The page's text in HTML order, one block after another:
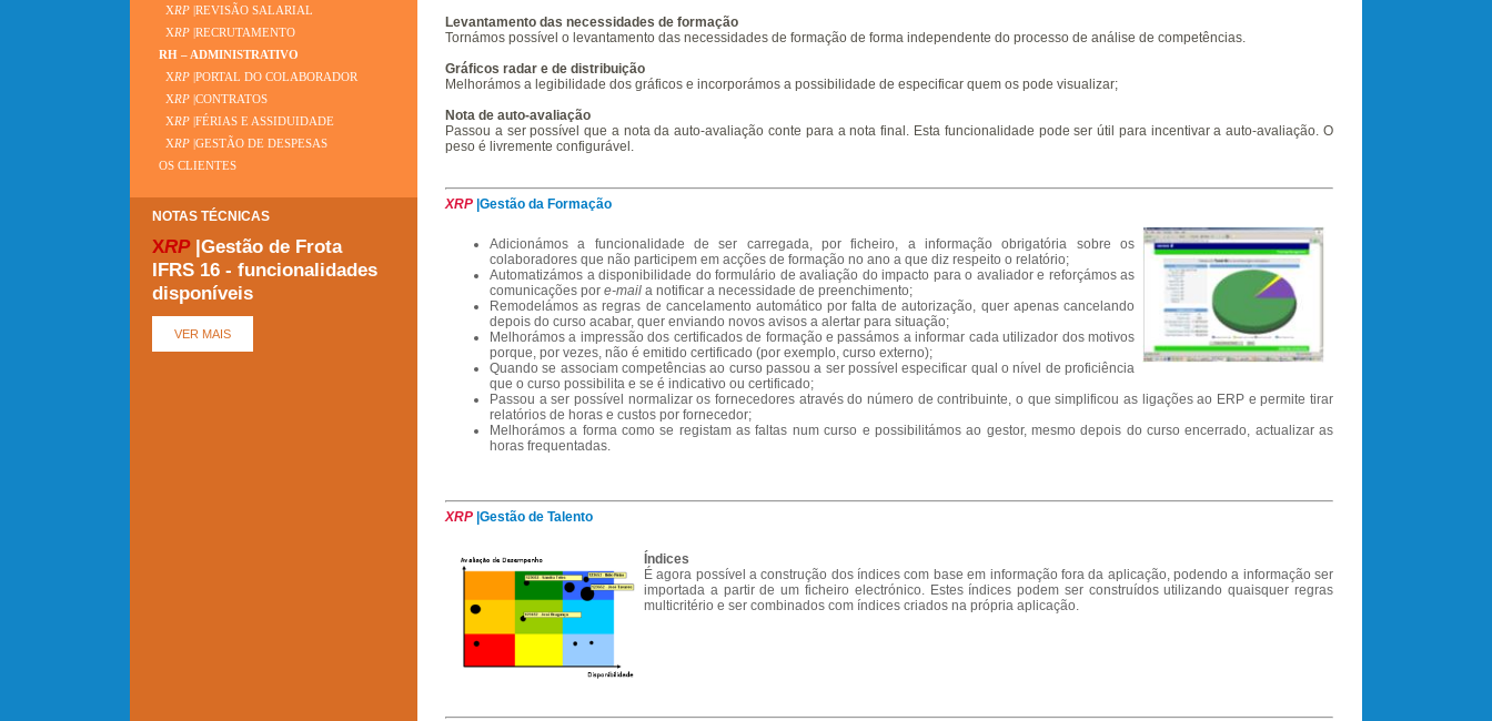
XRP |REVISÃO SALARIAL
XRP |RECRUTAMENTO
RH – ADMINISTRATIVO
XRP |PORTAL DO COLABORADOR
XRP |CONTRATOS
XRP |FÉRIAS E ASSIDUIDADE
XRP |GESTÃO DE DESPESAS
OS CLIENTES
NOTAS TÉCNICAS
XRP|Gestão de Frota
IFRS 16 - funcionalidades
disponíveis
Levantamento das necessidades de formação
Tornámos possível o levantamento das necessidades de formação de forma independente do processo de análise de competências.
Gráficos radar e de distribuição
Melhorámos a legibilidade dos gráficos e incorporámos a possibilidade de especificar quem os pode visualizar;
Nota de auto-avaliação
Passou a ser possível que a nota da auto-avaliação conte para a nota final. Esta funcionalidade pode ser útil para incentivar a auto-avaliação. O
peso é livremente configurável.
XRP |Gestão da Formação
Adicionámos a funcionalidade de ser carregada, por ficheiro, a informação obrigatória sobre os
colaboradores que não participem em acções de formação no ano a que diz respeito o relatório;
Automatizámos a disponibilidade do formulário de avaliação do impacto para o avaliador e reforçámos as
comunicações por e-mail a notificar a necessidade de preenchimento;
Remodelámos as regras de cancelamento automático por falta de autorização, quer apenas cancelando
depois do curso acabar, quer enviando novos avisos a alertar para situação;
Melhorámos a impressão dos certificados de formação e passámos a informar cada utilizador dos motivos
porque, por vezes, não é emitido certificado (por exemplo, curso externo);
Quando se associam competências ao curso passou a ser possível especificar qual o nível de proficiência
que o curso possibilita e se é indicativo ou certificado;
Passou a ser possível normalizar os fornecedores através do número de contribuinte, o que simplificou as ligações ao ERP e permite tirar
relatórios de horas e custos por fornecedor;
Melhorámos a forma como se registam as faltas num curso e possibilitámos ao gestor, mesmo depois do curso encerrado, actualizar as
horas frequentadas.
XRP |Gestão de Talento
Índices
É agora possível a construção dos índices com base em informação fora da aplicação, podendo a informação ser
importada a partir de um ficheiro electrónico. Estes índices podem ser construídos utilizando quaisquer regras
multicritério e ser combinados com índices criados na própria aplicação.